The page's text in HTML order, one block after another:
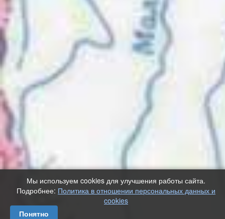
Мы используем cookies для улучшения работы сайта.
Подробнее: Политика в отношении персональных данных и
cookies
Понятно